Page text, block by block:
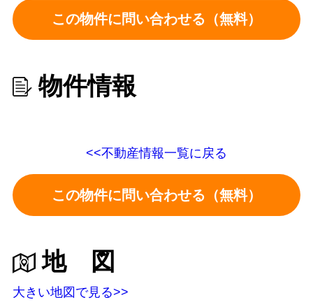
この物件に問い合わせる（無料）
物件情報
<<不動産情報一覧に戻る
この物件に問い合わせる（無料）
地 図
大きい地図で見る>>